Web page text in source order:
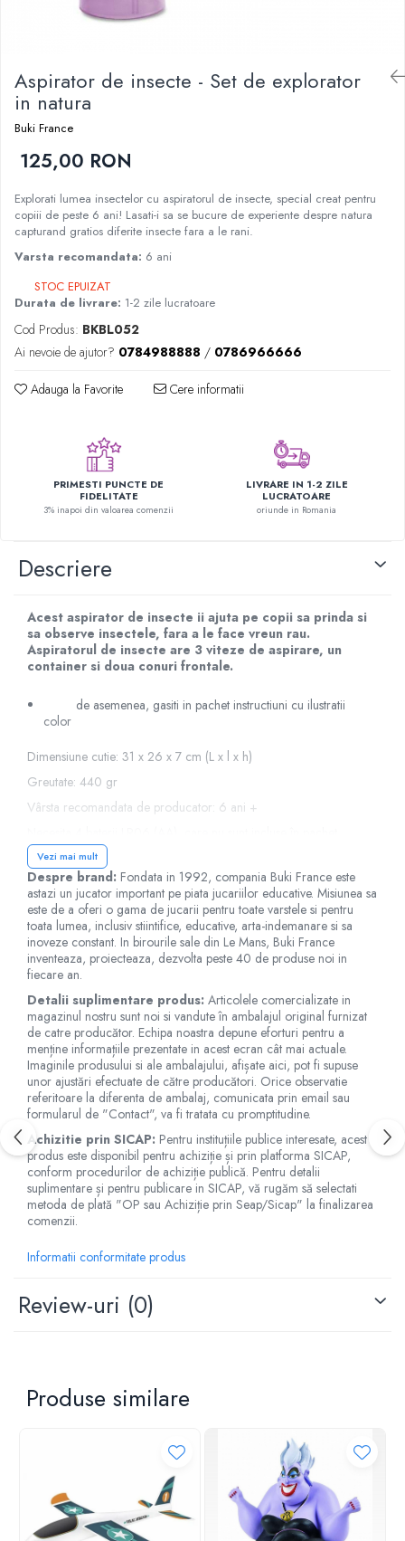
Instrumente muzicale pentru copii
Caruseluri muzicale
Joc de rol
Storytelling
Banc de lucru pentru copii
Papusi de mana
Casa de papusi
Costum Halloween Copii
Papusi si Bebelusi Reborn
Animale de jucarie
Figurine cu animale domestice
Jucarii Montessori
Nevoi speciale si sindrom Down
Jucarii cu cifre
Jucarii de motricitate
Jucarii fructe si legume
Puzzle-uri
Puzzle incastru
IQ puzzle
Jucarii bebelusi
Jucarii de baie
Jucarii dentitie
Jucarii senzoriale
Jucarii motrice pentru bebelusi
Saltele de activitati pentru bebe
Jucarii de sortat
Jucarii muzicale bebelusi
Puzzle bebelusi
Cadou copii 8 ani
Cadou copii 10 ani
Cadou copii 11 ani
Cadou copii 12 ani
Aspirator de insecte - Set de explorator
in natura
Buki France
125,00 RON
Explorati lumea insectelor cu aspiratorul de insecte, special creat pentru
copiii de peste 6 ani! Lasati-i sa se bucure de experiente despre natura
capturand gratios diferite insecte fara a le rani.
Varsta recomandata: 6 ani
STOC EPUIZAT
Durata de livrare: 1-2 zile lucratoare
Cod Produs: BKBL052
Ai nevoie de ajutor? 0784988888 / 0786966666
Adauga la Favorite Cere informatii
PRIMESTI PUNCTE DE
FIDELITATE
3% inapoi din valoarea comenzii
LIVRARE IN 1-2 ZILE
LUCRATOARE
oriunde in Romania
Descriere
Acest aspirator de insecte ii ajuta pe copii sa prinda si
sa observe insectele, fara a le face vreun rau.
Aspiratorul de insecte are 3 viteze de aspirare, un
container si doua conuri frontale.
de asemenea, gasiti in pachet instructiuni cu ilustratii
color
Dimensiune cutie: 31 x 26 x 7 cm (L x l x h)
Greutate: 440 gr
Vârsta recomandata de producator: 6 ani +
Avertismente!
Va rugam sa cititi cu atentie si sa respectati instructiunile de utilizare
şi siguranta!
Nerespectarea avertismentelor, instructiunilor si recomandarilor de
siguranta poate cauza diverse pericole.
A se utiliza sub supravegherea unui adult.
Pentru copiii mai mari de 6 ani!
Nu este potrivit pentru copiii mai mici de 36 de luni, datorita
partilor mici continute, care pot fi înghitite!
Pericol de sufocare!
Culorile si continutul pot varia usor de la o jucarie la alta!
Vezi mai mult
Despre brand: Fondata in 1992, compania Buki France este
astazi un jucator important pe piata jucariilor educative. Misiunea sa
este de a oferi o gama de jucarii pentru toate varstele si pentru
toata lumea, inclusiv stiintifice, educative, arta-indemanare si sa
inoveze constant. In birourile sale din Le Mans, Buki France
inventeaza, proiecteaza, dezvolta peste 40 de produse noi in
fiecare an.
Detalii suplimentare produs: Articolele comercializate in
magazinul nostru sunt noi si vandute în ambalajul original furnizat
de catre producător. Echipa noastra depune eforturi pentru a
menține informațiile prezentate in acest ecran cât mai actuale.
Imaginile produsului si ale ambalajului, afișate aici, pot fi supuse
unor ajustări efectuate de către producători. Orice observatie
referitoare la diferenta de ambalaj, comunicata prin email sau
formularul de "Contact", va fi tratata cu promptitudine.
Achizitie prin SICAP: Pentru instituțiile publice interesate, acest
produs este disponibil pentru achiziție și prin platforma SICAP,
conform procedurilor de achiziție publică. Pentru detalii
suplimentare și pentru publicare in SICAP, vă rugăm să selectati
metoda de plată "OP sau Achiziție prin Seap/Sicap" la finalizarea
comenzii.
Informatii conformitate produs
Review-uri (0)
Produse similare